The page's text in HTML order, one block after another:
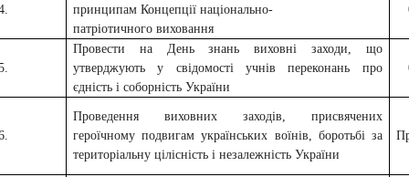
принципам Концепції національно-
патріотичного виховання
Провести на День знань виховні заходи, що
утверджують у свідомості учнів переконань про
єдність і соборність України
Проведення виховних заходів, присвячених
героїчному подвигам українських воїнів, боротьбі за
територіальну цілісність і незалежність України